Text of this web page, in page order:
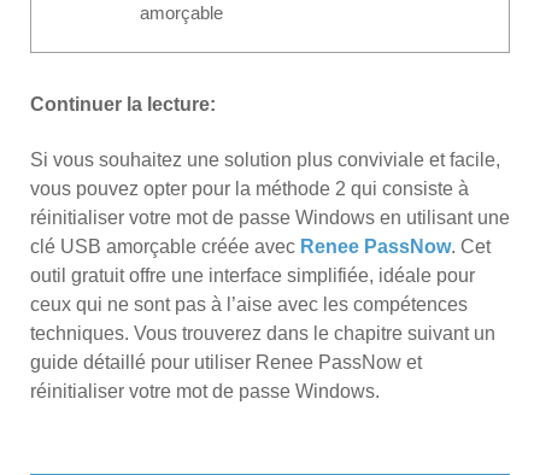
amorçable
Continuer la lecture:
Si vous souhaitez une solution plus conviviale et facile,
vous pouvez opter pour la méthode 2 qui consiste à
réinitialiser votre mot de passe Windows en utilisant une
clé USB amorçable créée avec Renee PassNow. Cet
outil gratuit offre une interface simplifiée, idéale pour
ceux qui ne sont pas à l’aise avec les compétences
techniques. Vous trouverez dans le chapitre suivant un
guide détaillé pour utiliser Renee PassNow et
réinitialiser votre mot de passe Windows.